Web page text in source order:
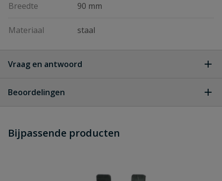
Breedte 90 mm
Materiaal staal
Vraag en antwoord
dit product?
Beoordelingen
Schrijf zelf een beoordeling
Bijpassende producten